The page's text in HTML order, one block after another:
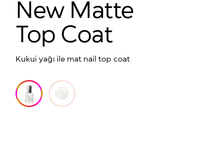
New Matte
Top Coat
Kukui yağı ile mat nail top coat